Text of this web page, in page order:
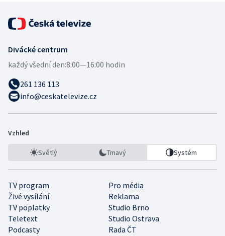
Divácké centrum
každý všední den:8:00—16:00 hodin
261 136 113
info@ceskatelevize.cz
Vzhled
Světlý Tmavý Systém
TV program
Pro média
Živé vysílání
Reklama
TV poplatky
Studio Brno
Teletext
Studio Ostrava
Podcasty
Rada ČT